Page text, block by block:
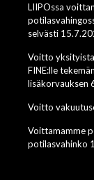
LIIPOssa
selvästi
Voitto
FINE:lle
lisäkorvauksen
Voitto
Voittamamme
potilasvahinko